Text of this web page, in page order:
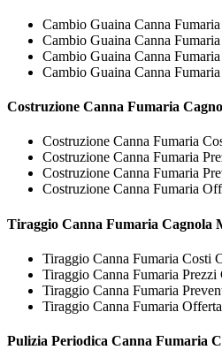
Cambio Guaina Canna
Cambio Guaina Canna
Cambio Guaina Canna
Cambio Guaina Canna
Costruzione Canna Fumaria
Costruzione Canna Fumaria
Costruzione Canna Fumaria
Costruzione Canna Fumaria
Costruzione Canna Fumaria
Tiraggio Canna Fumaria Cagnola
Tiraggio Canna Fumaria Costi
Tiraggio Canna Fumaria
Tiraggio Canna Fumaria
Tiraggio Canna Fumaria
Pulizia Periodica Canna Fumaria